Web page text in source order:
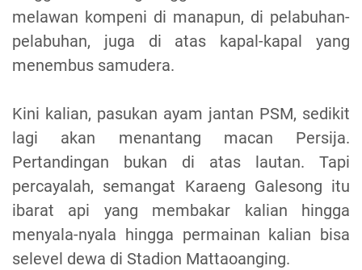
melawan kompeni di manapun, di pelabuhan-
pelabuhan, juga di atas kapal-kapal yang
menembus samudera.
Kini kalian, pasukan ayam jantan PSM, sedikit
lagi akan menantang macan Persija.
Pertandingan bukan di atas lautan. Tapi
percayalah, semangat Karaeng Galesong itu
ibarat api yang membakar kalian hingga
menyala-nyala hingga permainan kalian bisa
selevel dewa di Stadion Mattaoanging.